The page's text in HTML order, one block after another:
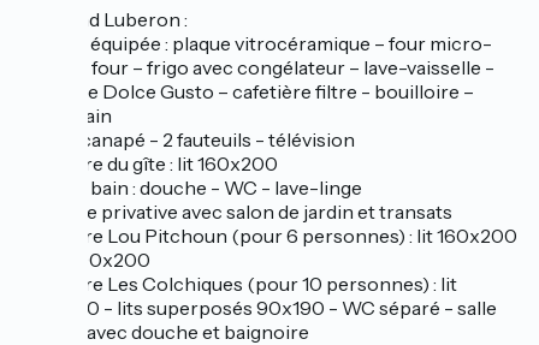
Le Grand Luberon :
Cuisine équipée : plaque vitrocéramique – four micro-
ondes - four – frigo avec congélateur – lave-vaisselle -
cafetière Dolce Gusto – cafetière filtre - bouilloire –
grille-pain
Salon : canapé - 2 fauteuils - télévision
Chambre du gîte : lit 160x200
Salle de bain : douche - WC - lave-linge
Terrasse privative avec salon de jardin et transats
Chambre Lou Pitchoun (pour 6 personnes) : lit 160x200
- 2 lits 90x200
Chambre Les Colchiques (pour 10 personnes) : lit
160x200 - lits superposés 90x190 - WC séparé - salle
de bain avec douche et baignoire